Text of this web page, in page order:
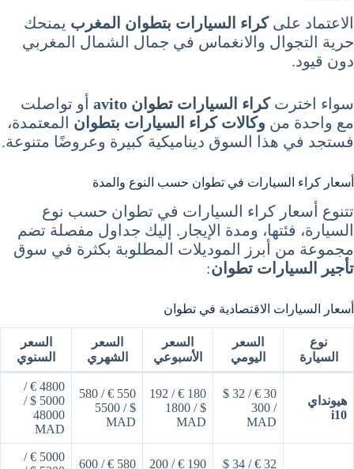
الاعتماد علىكراء السيارات بتطوان المغرب يمنحك
حرية التجوال والانغماس في جمال الشمال المغربي
دون قيود.
سواء اخترتكراء السيارات تطوان avito
أو تواصلت
مع واحدة من وكالات كراء السيارات بتطوان المعتمدة،
فستجد في هذا السوق ديناميكية كبيرة وعروضًا متنوعة.
أسعار كراء السيارات في تطوان حسب النوع والمدة
تتنوع أسعار كراء السيارات في تطوان حسب نوع
السيارة، فئتها، ومدة الإيجار. إليك جداول مفصلة تضم
مجموعة من أبرز الموديلات المطلوبة بكثرة في سوق
تأجير السيارات تطوان:
أسعار السيارات الاقتصادية في تطوان
نوع
السيارة
السعر
اليومي
السعر
الأسبوعي
السعر
الشهري
السعر
السنوي
هيونداي
i10
30 € / 32 $
/ 300
MAD
180 € / 192
$ / 1800
MAD
550 € / 580
$ / 5500
MAD
4800 € /
5000 $ /
48000
MAD
32 € / 34 $
190 € / 200
580 € / 600
5000 € /